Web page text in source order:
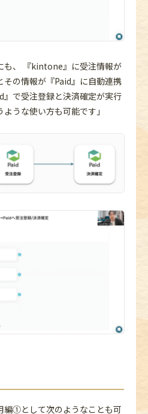
も、 『kintone』に受注情報が
その情報が『Paid』に自動連携
』で受注登録と決済確定が実行
ような使い方も可能です」
編①として次のようなことも可